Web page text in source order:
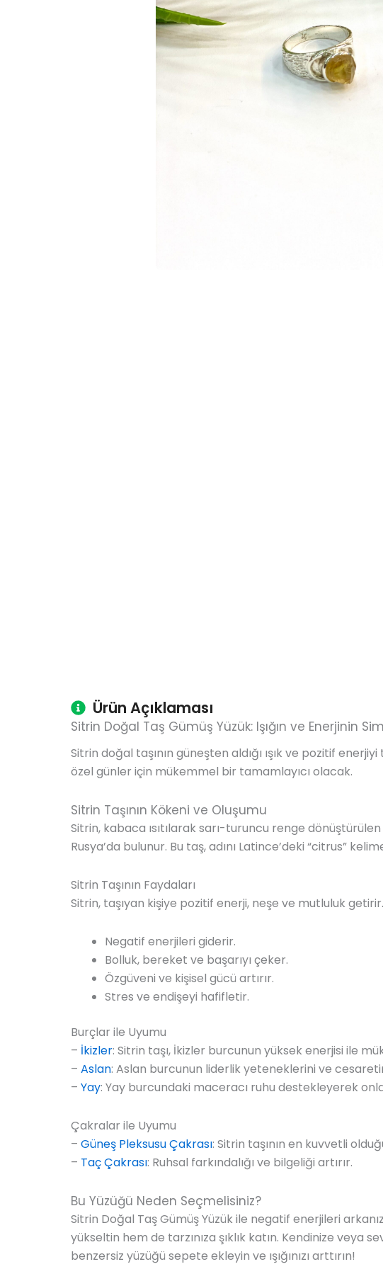
Ürün Açıklaması
Sitrin Doğal Taş Gümüş Yüzük: Işığın ve Enerjinin
Sitrin doğal taşının güneşten aldığı ışık ve pozitif
özel günler için mükemmel bir tamamlayıcı olacak.
Sitrin Taşının Kökeni ve Oluşumu
Sitrin, kabaca ısıtılarak sarı-turuncu renge
Rusya’da bulunur. Bu taş, adını Latince’deki “citrus”
Sitrin Taşının Faydaları
Sitrin, taşıyan kişiye pozitif enerji, neşe ve mutluluk
Negatif enerjileri giderir.
Bolluk, bereket ve başarıyı çeker.
Özgüveni ve kişisel gücü artırır.
Stres ve endişeyi hafifletir.
Burçlar ile Uyumu
– İkizler: Sitrin taşı, İkizler burcunun yüksek enerjisi ile
– Aslan: Aslan burcunun liderlik yeteneklerini ve
– Yay: Yay burcundaki maceracı ruhu destekleyerek
Çakralar ile Uyumu
– Güneş Pleksusu Çakrası: Sitrin taşının en kuvvetli
– Taç Çakrası: Ruhsal farkındalığı ve bilgeliği artırır.
Bu Yüzüğü Neden Seçmelisiniz?
Sitrin Doğal Taş Gümüş Yüzük ile negatif enerjileri
yükseltin hem de tarzınıza şıklık katın. Kendinize veya
benzersiz yüzüğü sepete ekleyin ve ışığınızı arttırın!